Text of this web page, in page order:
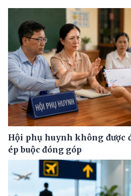
Hội phụ huynh không được
ép buộc đóng góp